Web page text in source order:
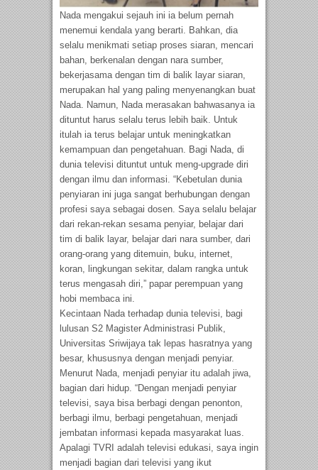
Nada mengakui sejauh ini ia belum pernah
menemui kendala yang berarti. Bahkan, dia
selalu menikmati setiap proses siaran, mencari
bahan, berkenalan dengan nara sumber,
bekerjasama dengan tim di balik layar siaran,
merupakan hal yang paling menyenangkan buat
Nada. Namun, Nada merasakan bahwasanya ia
dituntut harus selalu terus lebih baik. Untuk
itulah ia terus belajar untuk meningkatkan
kemampuan dan pengetahuan. Bagi Nada, di
dunia televisi dituntut untuk meng-upgrade diri
dengan ilmu dan informasi. “Kebetulan dunia
penyiaran ini juga sangat berhubungan dengan
profesi saya sebagai dosen. Saya selalu belajar
dari rekan-rekan sesama penyiar, belajar dari
tim di balik layar, belajar dari nara sumber, dari
orang-orang yang ditemuin, buku, internet,
koran, lingkungan sekitar, dalam rangka untuk
terus mengasah diri,” papar perempuan yang
hobi membaca ini.
Kecintaan Nada terhadap dunia televisi, bagi
lulusan S2 Magister Administrasi Publik,
Universitas Sriwijaya tak lepas hasratnya yang
besar, khususnya dengan menjadi penyiar.
Menurut Nada, menjadi penyiar itu adalah jiwa,
bagian dari hidup. “Dengan menjadi penyiar
televisi, saya bisa berbagi dengan penonton,
berbagi ilmu, berbagi pengetahuan, menjadi
jembatan informasi kepada masyarakat luas.
Apalagi TVRI adalah televisi edukasi, saya ingin
menjadi bagian dari televisi yang ikut